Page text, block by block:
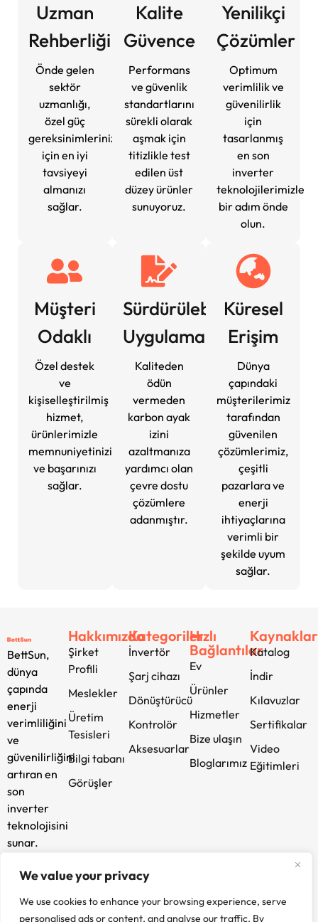
We value your privacy
We use cookies to enhance your browsing experience, serve
personalised ads or content, and analyse our traffic. By
Uzman
Rehberliği
Önde gelen
sektör
uzmanlığı,
özel güç
gereksinimleriniz
için en iyi
tavsiyeyi
almanızı
sağlar.
Kalite
Güvence
Performans
ve güvenlik
standartlarını
sürekli olarak
aşmak için
titizlikle test
edilen üst
düzey ürünler
sunuyoruz.
Yenilikçi
Çözümler
Optimum
verimlilik ve
güvenilirlik
için
tasarlanmış
en son
inverter
teknolojilerimizle
bir adım önde
olun.
Müşteri
Odaklı
Özel destek
ve
kişiselleştirilmiş
hizmet,
ürünlerimizle
memnuniyetinizi
ve başarınızı
sağlar.
Sürdürülebilir
Uygulamalar
Kaliteden
ödün
vermeden
karbon ayak
izini
azaltmanıza
yardımcı olan
çevre dostu
çözümlere
adanmıştır.
Küresel
Erişim
Dünya
çapındaki
müşterilerimiz
tarafından
güvenilen
çözümlerimiz,
çeşitli
pazarlara ve
enerji
ihtiyaçlarına
verimli bir
şekilde uyum
sağlar.
BettSun,
dünya
çapında
enerji
verimliliğini
ve
güvenilirliğini
artıran en
son
inverter
teknolojisini
sunar.
sürdürülebilirlik
Hakkımızda
Şirket
Profili
Meslekler
Üretim
Tesisleri
Bilgi tabanı
Görüşler
Kategoriler
İnvertör
Şarj cihazı
Dönüştürücü
Kontrolör
Aksesuarlar
Hızlı
Bağlantılar
Ev
Ürünler
Hizmetler
Bize ulaşın
Bloglarımız
Kaynaklar
Katalog
İndir
Kılavuzlar
Sertifikalar
Video
Eğitimleri